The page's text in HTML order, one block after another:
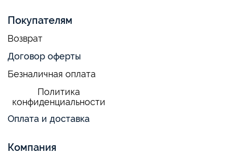
Покупателям
Возврат
Договор оферты
Безналичная оплата
Политика
конфиденциальности
Оплата и доставка
Компания